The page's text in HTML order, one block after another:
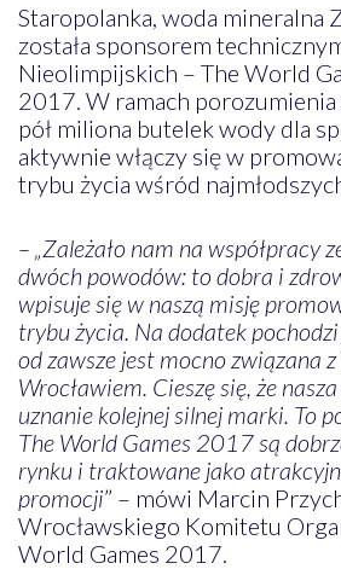
Staropolanka, woda mineralna
została sponsorem
Nieolimpijskich – The World
2017. W ramach
pół miliona butelek wody dla
aktywnie włączy się w
trybu życia wśród
– „Zależało nam na współpracy
dwóch powodów: to dobra i
wpisuje się w naszą misję
trybu życia. Na dodatek pochodzi
od zawsze jest mocno związana
Wrocławiem. Cieszę się, że
uznanie kolejnej silnej marki. To
The World Games 2017 są
rynku i traktowane jako
promocji” – mówi Marcin
Wrocławskiego Komitetu
World Games 2017.